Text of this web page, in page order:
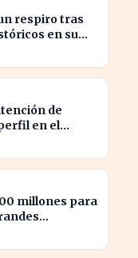
respiro tras
en su
de
en el
millones para